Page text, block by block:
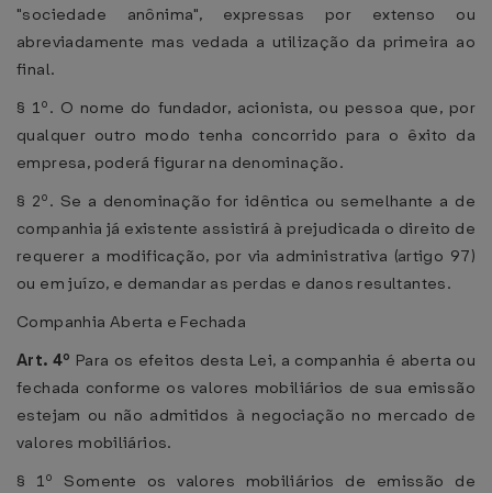
"sociedade anônima", expressas por extenso ou
abreviadamente mas vedada a utilização da primeira ao
final.
§ 1º. O nome do fundador, acionista, ou pessoa que, por
qualquer outro modo tenha concorrido para o êxito da
empresa, poderá figurar na denominação.
§ 2º. Se a denominação for idêntica ou semelhante a de
companhia já existente assistirá à prejudicada o direito de
requerer a modificação, por via administrativa (artigo 97)
ou em juízo, e demandar as perdas e danos resultantes.
Companhia Aberta e Fechada
Art. 4º Para os efeitos desta Lei, a companhia é aberta ou
fechada conforme os valores mobiliários de sua emissão
estejam ou não admitidos à negociação no mercado de
valores mobiliários.
§ 1º Somente os valores mobiliários de emissão de